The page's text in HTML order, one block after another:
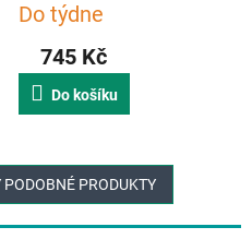
Průměrné
produktu
5,0
hvězdiček.
Do týdne
745 Kč
Do košíku
PRODUKTY